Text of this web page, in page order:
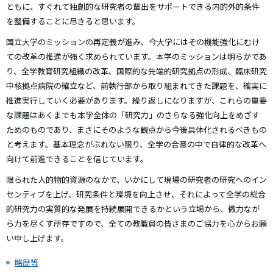
ともに、すぐれて独創的な研究者の輩出をサポートできる内的外的条件
を整備することに尽きると思います。
国立大学のミッションの再定義が進み、今大学にはその機能強化にむけ
ての改革の推進が強く求められています。本学のミッションは明らかであ
り、全学教育研究組織の改革、国際的な先端的研究拠点の形成、臨床研究
中核拠点病院の確立など、前執行部から取り組まれてきた課題を、確実に
推進実行していく必要があります。繰り返しになりますが、これらの重要
な課題はあくまでも本学全体の「研究力」のさらなる強化向上をめざす
ためのものであり、まさにそのような観点から今後具体化されるべきもの
と考えます。基本理念がぶれない限り、全学の合意の中で自律的な改革へ
向けて前進できることを信じています。
限られた人的物的資源のなかで、いかにして現場の研究者の研究へのイン
センティブを上げ、研究条件と環境を向上させ、それによって全学の総合
的研究力の実質的な発展を持続展開できるかという立場から、微力なが
ら力を尽くす所存ですので、全ての教職員の皆さまのご協力を心からお願
い申し上げます。
略歴等